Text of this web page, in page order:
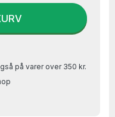
på varer over 350 kr.